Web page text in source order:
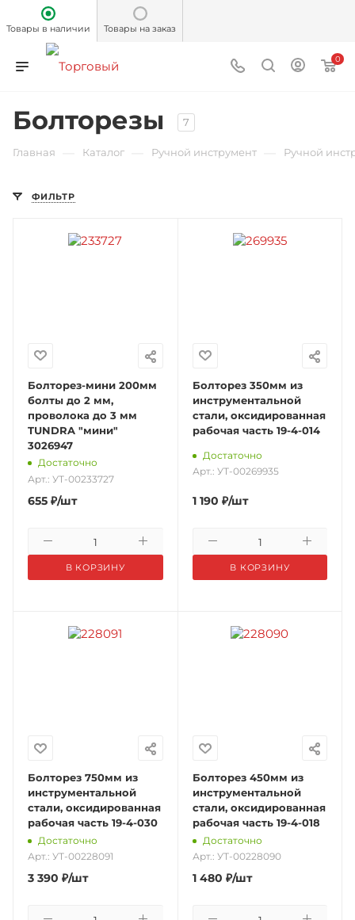
Товары в наличии Товары на заказ
0
Болторезы 7
Главная Каталог Ручной инструмент Ручной
ФИЛЬТР
Болторез-мини 200мм
болты до 2 мм,
проволока до 3 мм
TUNDRA "мини"
3026947
Достаточно
Арт.: УТ-00233727
655 ₽/шт
В КОРЗИНУ
Болторез 350мм из
инструментальной
стали, оксидированная
рабочая часть 19-4-014
Достаточно
Арт.: УТ-00269935
1 190 ₽/шт
В КОРЗИНУ
Болторез 750мм из
инструментальной
стали, оксидированная
рабочая часть 19-4-030
Достаточно
Арт.: УТ-00228091
3 390 ₽/шт
Болторез 450мм из
инструментальной
стали, оксидированная
рабочая часть 19-4-018
Достаточно
Арт.: УТ-00228090
1 480 ₽/шт